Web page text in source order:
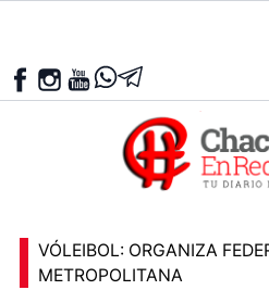
VÓLEIBOL: ORGANIZA
METROPOLITANA